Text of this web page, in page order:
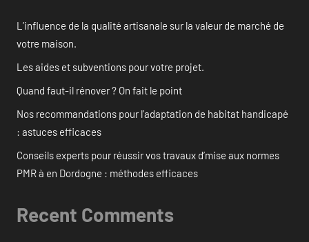
L’influence de la qualité artisanale sur la valeur de marché de
votre maison.
Les aides et subventions pour votre projet.
Quand faut-il rénover ? On fait le point
Nos recommandations pour l’adaptation de habitat handicapé
: astuces efficaces
Conseils experts pour réussir vos travaux d’mise aux normes
PMR à en Dordogne : méthodes efficaces
Recent Comments